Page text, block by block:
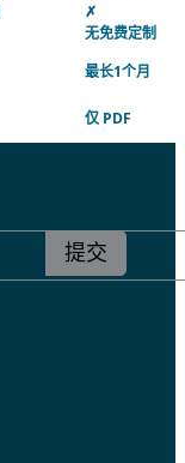
✗
无免费定制
最长1个月
仅 PDF
提交